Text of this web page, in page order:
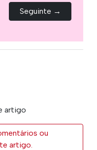
Seguinte →
artigo
ou
artigo.